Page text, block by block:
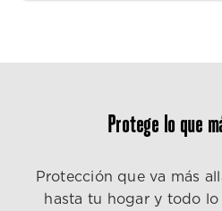
Protege lo que
Protección que va más
hasta tu hogar y todo lo